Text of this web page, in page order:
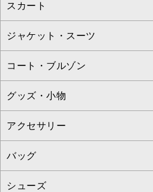
ブラウス・シャツ
ニット・セーター
カーディガン
アンサンブルセット
ベスト・ジレ
パーカー
タンクトップ・キャミソール
ワンピース
ドレス
チュニック
ジャンパースカート
その他のワンピース・ドレス
すべてのパンツ
フルレングスパンツ
クロップド・半端丈パンツ
ガウチョ・ワイドパンツ
ハーフ・ショート丈パンツ
サロペット・オールインワン
その他のパンツ
スカート
すべてのスカート
ロング・マキシ丈スカート
ひざ丈スカート
ミモレ丈スカート
ショート・ミニ丈スカート
その他のスカート
ジャケット・スーツ
すべてのジャケット・スーツ
テーラードジャケット
ノーカラージャケット
セットアップ
セットアップジャケット
コート・ブルゾン
すべてのコート・ブルゾン
トレンチコート
ピーコート
ダッフルコート
グッズ・小物
すべてのグッズ・小物
マスク
ストール・マフラー・スヌード
アクセサリー
すべてのアクセサリー
ネックレス
バッグ
すべてのバッグ
シューズ